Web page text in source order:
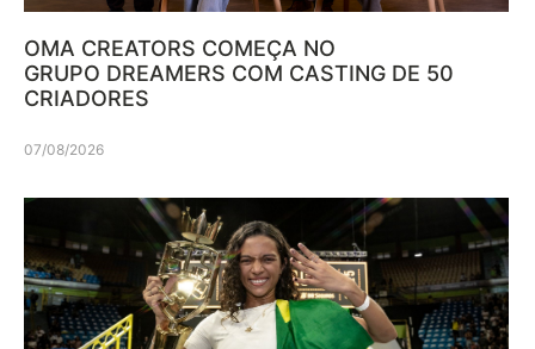
OMA CREATORS COMEÇA NO
GRUPO DREAMERS COM CASTING DE 50
CRIADORES
07/08/2026